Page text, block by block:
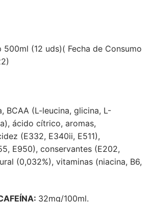
500ml (12 uds)( Fecha de Consumo
BCAA (L-leucina, glicina, L-
ácido cítrico, aromas,
(E332, E340ii, E511),
E950), conservantes (E202,
(0,032%), vitaminas (niacina, B6,
32mg/100ml.